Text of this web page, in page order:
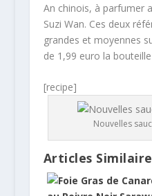
An chinois, à parfumer
Suzi Wan. Ces deux
grandes et moyennes
de 1,99 euro la
[recipe]
Nouvelles
Articles